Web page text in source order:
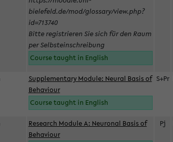
bielefeld.de/mod/glossary/view.php?
id=713740
Bitte registrieren Sie sich für den Raum
per Selbsteinschreibung
Course taught in English
Supplementary Module: Neural Basis of
Behaviour
Course taught in English
S+Pr
Research Module A: Neuronal Basis of
Behaviour
Pj